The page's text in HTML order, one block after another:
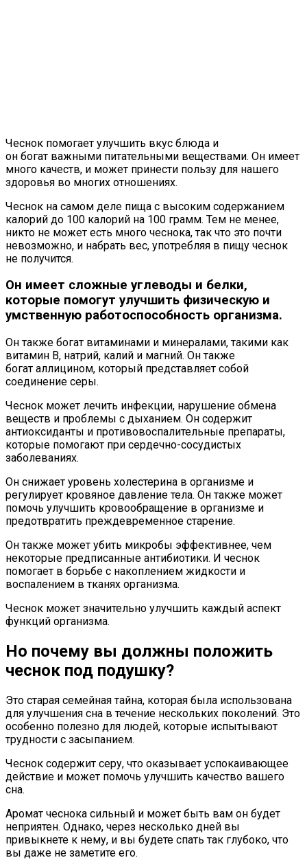
Чеснок помогает улучшить вкус блюда и
он богат важными питательными веществами. Он имеет
много качеств, и может принести пользу для нашего
здоровья во многих отношениях.
Чеснок на самом деле пища с высоким содержанием
калорий до 100 калорий на 100 грамм. Тем не менее,
никто не может есть много чеснока, так что это почти
невозможно, и набрать вес, употребляя в пищу чеснок
не получится.
Он имеет сложные углеводы и белки,
которые помогут улучшить физическую и
умственную работоспособность организма.
Он также богат витаминами и минералами, такими как
витамин B, натрий, калий и магний. Он также
богат аллицином, который представляет собой
соединение серы.
Чеснок может лечить инфекции, нарушение обмена
веществ и проблемы с дыханием. Он содержит
антиоксиданты и противовоспалительные препараты,
которые помогают при сердечно-сосудистых
заболеваниях.
Он снижает уровень холестерина в организме и
регулирует кровяное давление тела. Он также может
помочь улучшить кровообращение в организме и
предотвратить преждевременное старение.
Он также может убить микробы эффективнее, чем
некоторые предписанные антибиотики. И чеснок
помогает в борьбе с накоплением жидкости и
воспалением в тканях организма.
Чеснок может значительно улучшить каждый аспект
функций организма.
Но почему вы должны положить
чеснок под подушку?
Это старая семейная тайна, которая была использована
для улучшения сна в течение нескольких поколений. Это
особенно полезно для людей, которые испытывают
трудности с засыпанием.
Чеснок содержит серу, что оказывает успокаивающее
действие и может помочь улучшить качество вашего
сна.
Аромат чеснока сильный и может быть вам он будет
неприятен. Однако, через несколько дней вы
привыкнете к нему, и вы будете спать так глубоко, что
вы даже не заметите его.